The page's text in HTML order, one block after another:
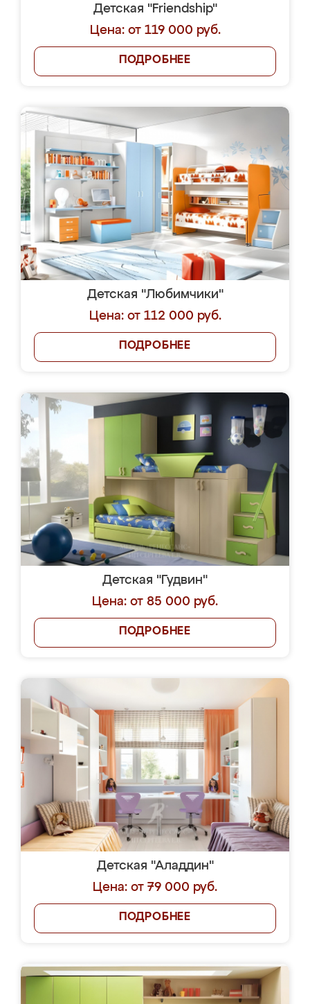
Детская "Friendship"
Цена: от 119 000 руб.
ПОДРОБНЕЕ
Детская "Любимчики"
Цена: от 112 000 руб.
ПОДРОБНЕЕ
Детская "Гудвин"
Цена: от 85 000 руб.
ПОДРОБНЕЕ
Детская "Аладдин"
Цена: от 79 000 руб.
ПОДРОБНЕЕ